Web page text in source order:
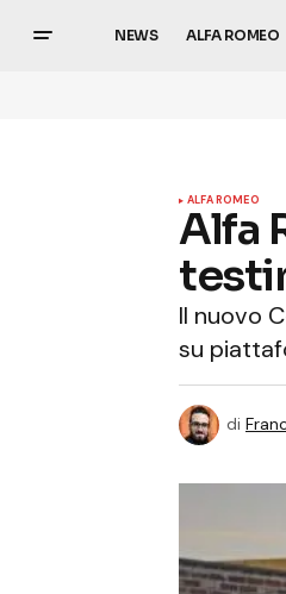
NEWS ALFA ROMEO
ALFA ROMEO
Alfa
Il nuovo
su
di